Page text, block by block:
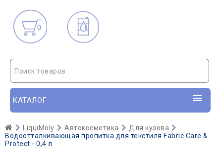
0
Поиск товаров
КАТАЛОГ
LiquiMoly Автокосметика
Для кузова
Водоотталкивающая пропитка для текстиля Fabric Care &
Protect - 0,4 л